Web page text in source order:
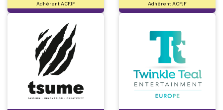
Adhérent ACFJF Adhérent ACFJF